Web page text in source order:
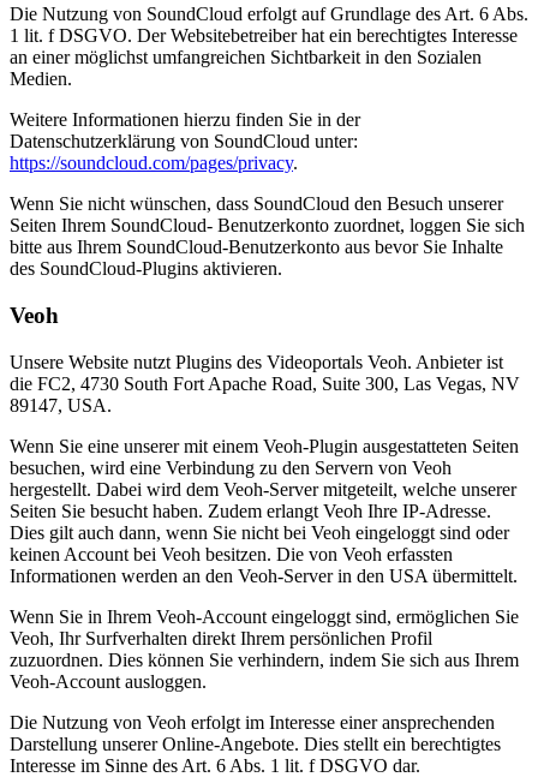
Die Nutzung von SoundCloud erfolgt auf Grundlage des Art. 6 Abs.
1 lit. f DSGVO. Der Websitebetreiber hat ein berechtigtes Interesse
an einer möglichst umfangreichen Sichtbarkeit in den Sozialen
Medien.
Weitere Informationen hierzu finden Sie in der
Datenschutzerklärung von SoundCloud unter:
https://soundcloud.com/pages/privacy.
Wenn Sie nicht wünschen, dass SoundCloud den Besuch unserer
Seiten Ihrem SoundCloud- Benutzerkonto zuordnet, loggen Sie sich
bitte aus Ihrem SoundCloud-Benutzerkonto aus bevor Sie Inhalte
des SoundCloud-Plugins aktivieren.
Veoh
Unsere Website nutzt Plugins des Videoportals Veoh. Anbieter ist
die FC2, 4730 South Fort Apache Road, Suite 300, Las Vegas, NV
89147, USA.
Wenn Sie eine unserer mit einem Veoh-Plugin ausgestatteten Seiten
besuchen, wird eine Verbindung zu den Servern von Veoh
hergestellt. Dabei wird dem Veoh-Server mitgeteilt, welche unserer
Seiten Sie besucht haben. Zudem erlangt Veoh Ihre IP-Adresse.
Dies gilt auch dann, wenn Sie nicht bei Veoh eingeloggt sind oder
keinen Account bei Veoh besitzen. Die von Veoh erfassten
Informationen werden an den Veoh-Server in den USA übermittelt.
Wenn Sie in Ihrem Veoh-Account eingeloggt sind, ermöglichen Sie
Veoh, Ihr Surfverhalten direkt Ihrem persönlichen Profil
zuzuordnen. Dies können Sie verhindern, indem Sie sich aus Ihrem
Veoh-Account ausloggen.
Die Nutzung von Veoh erfolgt im Interesse einer ansprechenden
Darstellung unserer Online-Angebote. Dies stellt ein berechtigtes
Interesse im Sinne des Art. 6 Abs. 1 lit. f DSGVO dar.